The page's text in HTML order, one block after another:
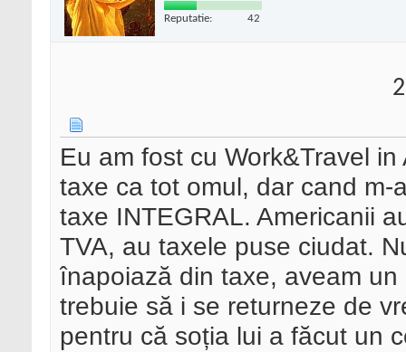
Reputatie: 42
Eu am fost cu Work&Travel
taxe ca tot omul, dar cand m-
taxe INTEGRAL. Americanii
TVA, au taxele puse ciudat.
înapoiază din taxe, aveam
trebuie să i se returneze de
pentru că soția lui a făcut un